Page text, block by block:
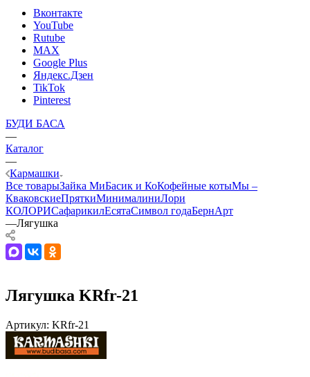
Вконтакте
YouTube
Rutube
MAX
Google Plus
Яндекс.Дзен
TikTok
Pinterest
БУДИ БАСА
—
Каталог
—
Кармашки
Все товарыЗайка МиБасик и КоКофейные котыМы –
КваковскиеПряткиМинималиниЛори
КОЛОРИСафарикилЕсятаСимвол годаБернАрт
—Лягушка
Лягушка KRfr-21
Артикул: KRfr-21